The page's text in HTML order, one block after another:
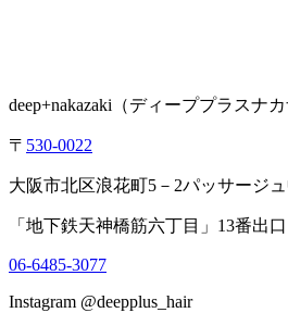
deep+nakazaki （ディーププラスナカ
〒 530-0022
大阪市北区浪花町5 － 2パッサージ
「地下鉄天神橋筋六丁目」 13番出
06-6485-3077
Instagram @deepplus_hair